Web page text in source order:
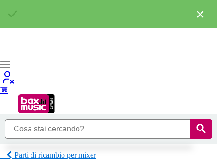
Parti di ricambio per mixer
×